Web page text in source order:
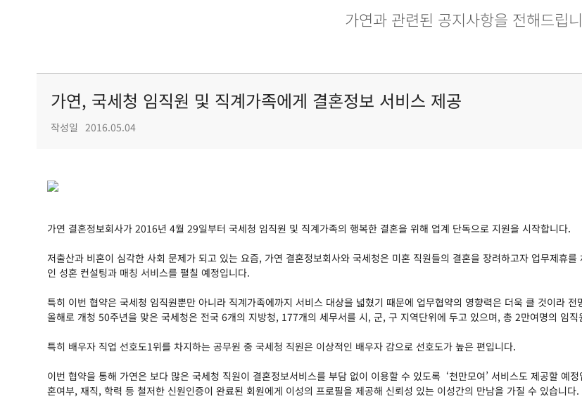
가연과 관련된 공지사항을 전해드립
가연, 국세청 임직원 및 직계가족에게 결혼정보 서비스 제공
작성일 2016.05.04
가연 결혼정보회사가 2016년 4월 29일부터 국세청 임직원 및 직계가족의 행복한 결혼을 위해 업계 단독으로 지원을 시작합니다.
저출산과 비혼이 심각한 사회 문제가 되고 있는 요즘, 가연 결혼정보회사와 국세청은 미혼 직원들의 결혼을 장려하고자 업무제휴
인 성혼 컨설팅과 매칭 서비스를 펼칠 예정입니다.
특히 이번 협약은 국세청 임직원뿐만 아니라 직계가족에까지 서비스 대상을 넓혔기 때문에 업무협약의 영향력은 더욱 클 것이라 전
올해로 개청 50주년을 맞은 국세청은 전국 6개의 지방청, 177개의 세무서를 시, 군, 구 지역단위에 두고 있으며, 총 2만여명의 임
특히 배우자 직업 선호도1위를 차지하는 공무원 중 국세청 직원은 이상적인 배우자 감으로 선호도가 높은 편입니다.
이번 협약을 통해 가연은 보다 많은 국세청 직원이 결혼정보서비스를 부담 없이 이용할 수 있도록 ‘천만모여’ 서비스도 제공할 예
혼여부, 재직, 학력 등 철저한 신원인증이 완료된 회원에게 이성의 프로필을 제공해 신뢰성 있는 이성간의 만남을 가질 수 있습니다.